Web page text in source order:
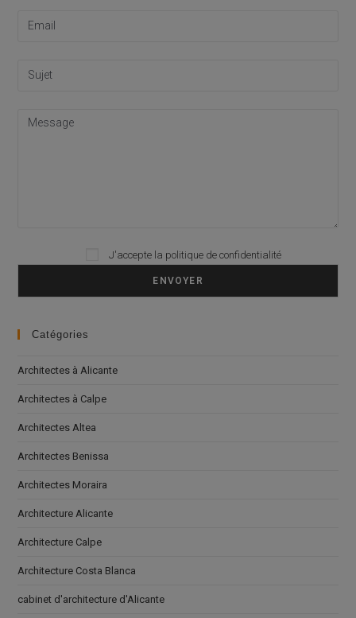
Please leave this field empty.
J'accepte la politique de confidentialité
Catégories
Architectes à Alicante
Architectes à Calpe
Architectes Altea
Architectes Benissa
Architectes Moraira
Architecture Alicante
Architecture Calpe
Architecture Costa Blanca
cabinet d'architecture d'Alicante